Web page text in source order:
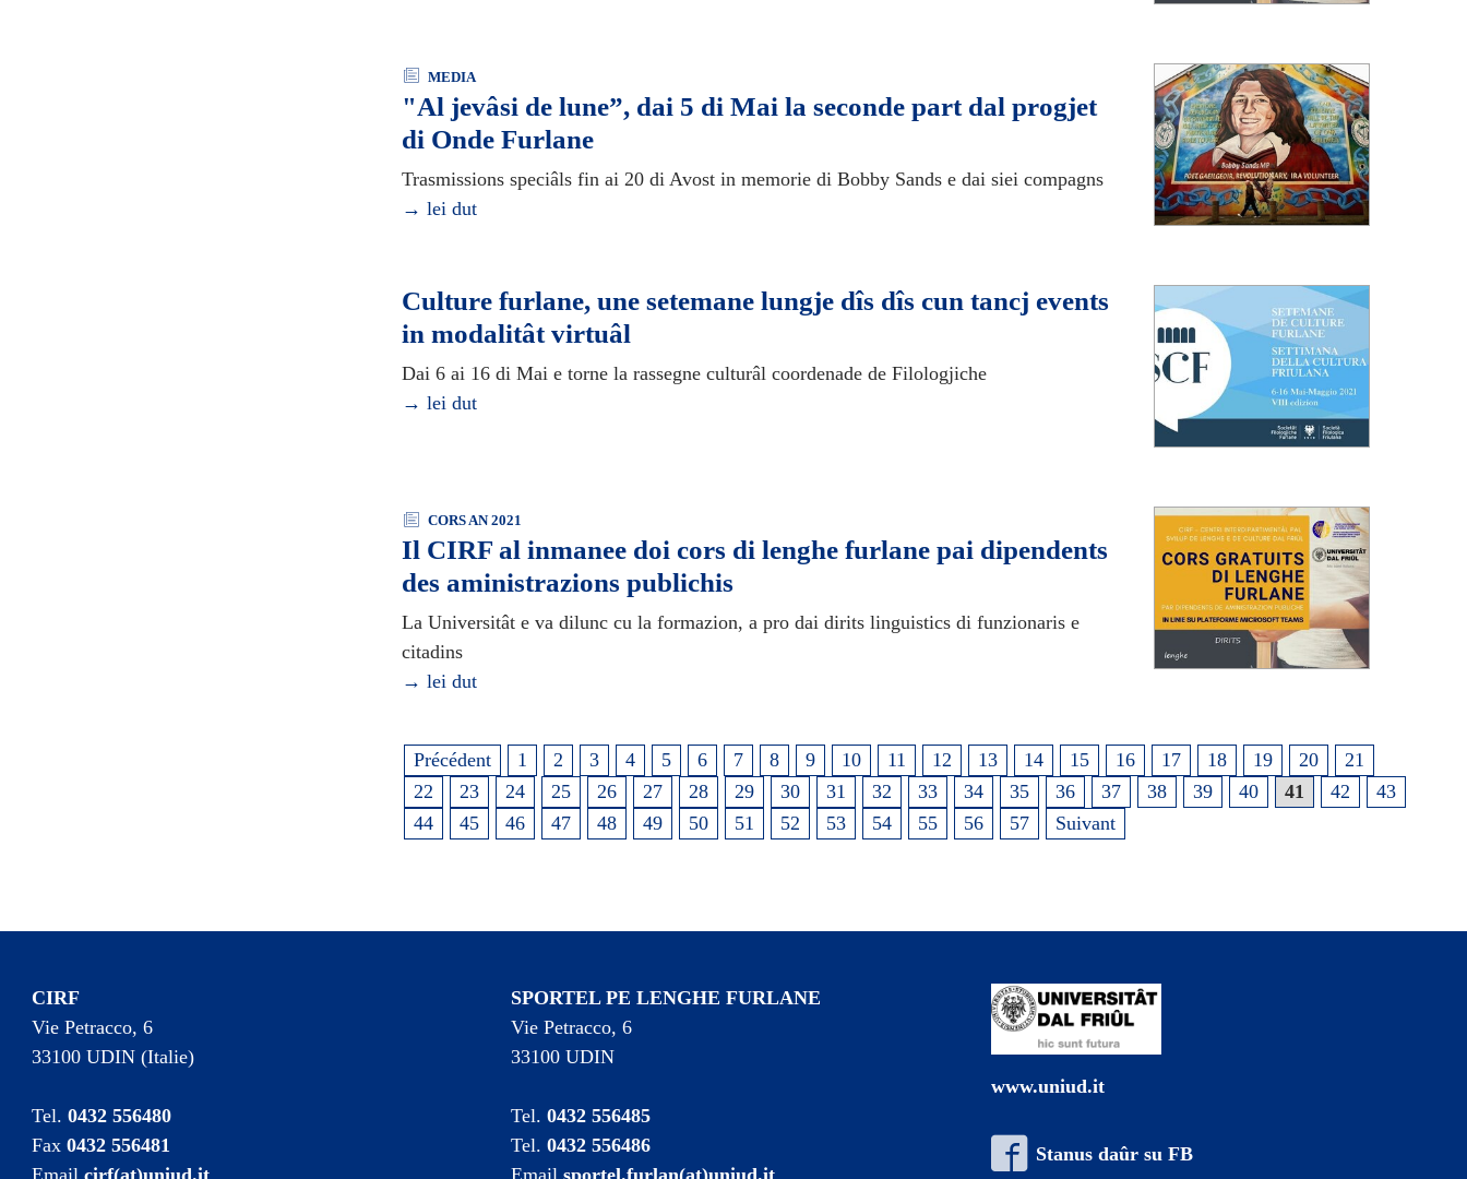
MEDIA
"Al jevâsi de lune”, dai 5 di Mai la seconde part dal progjet
di Onde Furlane
Trasmissions speciâls fin ai 20 di Avost in memorie di Bobby Sands e dai siei compagns
→ lei dut
Culture furlane, une setemane lungje dîs dîs cun tancj events
in modalitât virtuâl
Dai 6 ai 16 di Mai e torne la rassegne culturâl coordenade de Filologjiche
→ lei dut
CORS AN 2021
Il CIRF al inmanee doi cors di lenghe furlane pai dipendents
des aministrazions publichis
La Universitât e va dilunc cu la formazion, a pro dai dirits linguistics di funzionaris e
citadins
→ lei dut
Précédent 1 2 3 4 5 6 7 8 9 10 11 12 13 14 15 16 17 18 19 20
21
22
23 24 25 26 27 28 29 30 31 32 33 34 35 36 37 38 39 40 41 42
43
44
45 46 47 48 49 50 51 52 53 54 55 56 57 Suivant
CIRF
Vie Petracco, 6
33100 UDIN (Italie)
Tel.0432 556480
Fax0432 556481
SPORTEL PE LENGHE FURLANE
Vie Petracco, 6
33100 UDIN
Tel.0432 556485
Tel.0432 556486
www.uniud.it
Stanus daûr su FB